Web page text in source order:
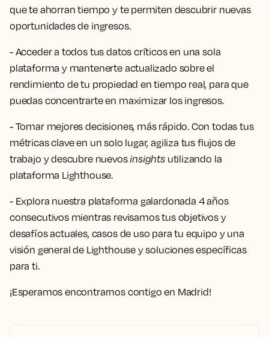
que te ahorran tiempo y te permiten descubrir nuevas
oportunidades de ingresos.
- Acceder a todos tus datos críticos en una sola
plataforma y mantenerte actualizado sobre el
rendimiento de tu propiedad en tiempo real, para que
puedas concentrarte en maximizar los ingresos.
- Tomar mejores decisiones, más rápido. Con todas tus
métricas clave en un solo lugar, agiliza tus flujos de
trabajo y descubre nuevosinsightsutilizando la
plataforma Lighthouse.
- Explora nuestra plataforma galardonada 4 años
consecutivos mientras revisamos tus objetivos y
desafíos actuales, casos de uso para tu equipo y una
visión general de Lighthouse y soluciones específicas
para ti.
¡Esperamos encontrarnos contigo en Madrid!